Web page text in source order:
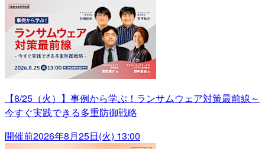
【8/25（火）】事例から学ぶ！ランサムウェア対策最前線～
今すぐ実践できる多重防御戦略
開催前2026年8月25日(火) 13:00